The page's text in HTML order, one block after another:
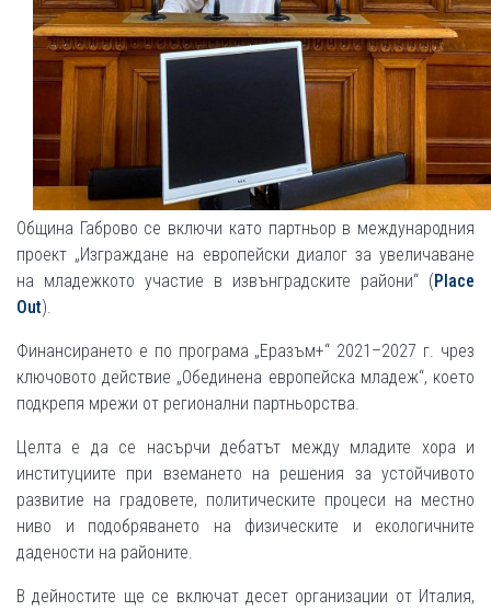
Община Габрово се включи като партньор в международния
проект „Изграждане на европейски диалог за увеличаване
на младежкото участие в извънградските райони“ (Рlace
Оut).
Финансирането е по програма „Еразъм+“ 2021–2027 г. чрез
ключовото действие „Обединена европейска младеж“, което
подкрепя мрежи от регионални партньорства.
Целта е да се насърчи дебатът между младите хора и
институциите при вземането на решения за устойчивото
развитие на градовете, политическите процеси на местно
ниво и подобряването на физическите и екологичните
дадености на районите.
В дейностите ще се включат десет организации от Италия,